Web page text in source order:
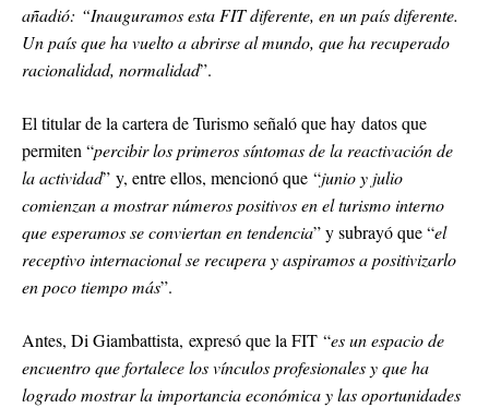
añadió: “Inauguramos esta FIT diferente, en un país diferente.
Un país que ha vuelto a abrirse al mundo, que ha recuperado
racionalidad, normalidad”.
El titular de la cartera de Turismo señaló que hay datos que
permiten “percibir los primeros síntomas de la reactivación de
la actividad” y, entre ellos, mencionó que “junio y julio
comienzan a mostrar números positivos en el turismo interno
que esperamos se conviertan en tendencia” y subrayó que “el
receptivo internacional se recupera y aspiramos a positivizarlo
en poco tiempo más”.
Antes, Di Giambattista, expresó que la FIT “es un espacio de
encuentro que fortalece los vínculos profesionales y que ha
logrado mostrar la importancia económica y las oportunidades